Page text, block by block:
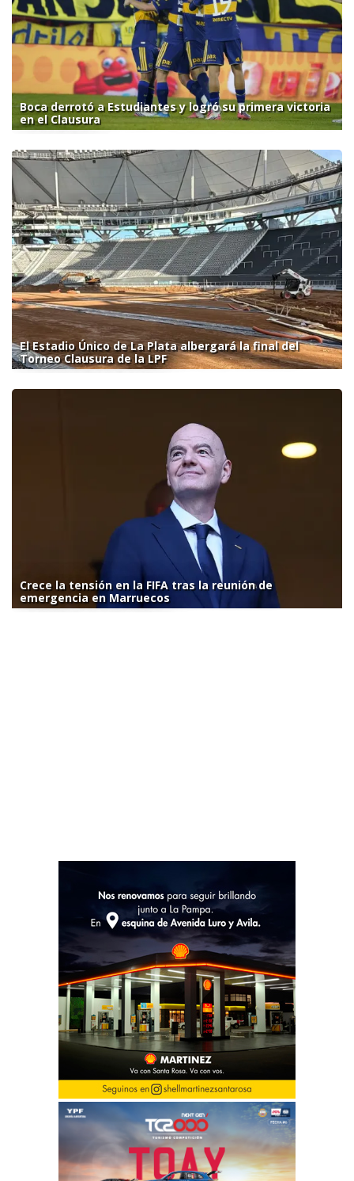
Boca derrotó a Estudiantes y logró su primera victoria
en el Clausura
El Estadio Único de La Plata albergará la final del
Torneo Clausura de la LPF
Crece la tensión en la FIFA tras la reunión de
emergencia en Marruecos